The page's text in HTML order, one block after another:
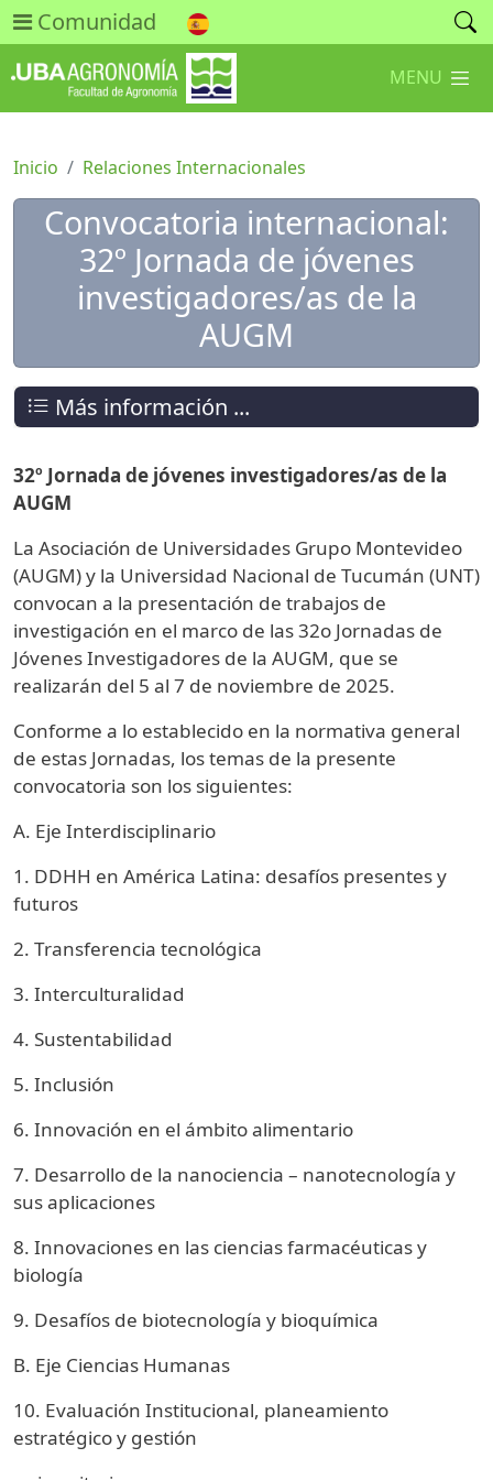
Comunidad
MENU
Inicio Relaciones Internacionales
Convocatoria internacional:
32º Jornada de jóvenes
investigadores/as de la
AUGM
32º Jornada de jóvenes investigadores/as de la
AUGM
La Asociación de Universidades Grupo Montevideo
(AUGM) y la Universidad Nacional de Tucumán (UNT)
convocan a la presentación de trabajos de
investigación en el marco de las 32o Jornadas de
Jóvenes Investigadores de la AUGM, que se
realizarán del 5 al 7 de noviembre de 2025.
Conforme a lo establecido en la normativa general
de estas Jornadas, los temas de la presente
convocatoria son los siguientes:
A. Eje Interdisciplinario
1. DDHH en América Latina: desafíos presentes y
futuros
2. Transferencia tecnológica
3. Interculturalidad
4. Sustentabilidad
5. Inclusión
6. Innovación en el ámbito alimentario
7. Desarrollo de la nanociencia – nanotecnología y
sus aplicaciones
8. Innovaciones en las ciencias farmacéuticas y
biología
9. Desafíos de biotecnología y bioquímica
B. Eje Ciencias Humanas
10. Evaluación Institucional, planeamiento
estratégico y gestión
Más información ...